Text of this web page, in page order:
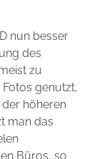
nun besser
des
zu
genutzt,
höheren
man das
Büros, so